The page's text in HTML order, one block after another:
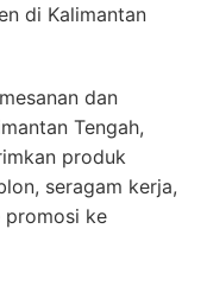
di Kalimantan
dan
Tengah,
produk
seragam kerja,
promosi ke